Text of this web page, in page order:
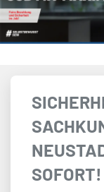
SOFORT!